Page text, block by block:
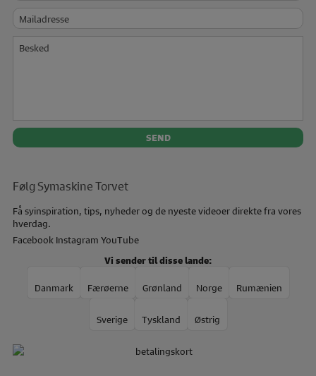
Mailadresse
Besked
Følg Symaskine Torvet
Få syinspiration, tips, nyheder og de nyeste videoer direkte fra vores
hverdag.
Facebook Instagram YouTube
Vi sender til disse lande:
Danmark Færøerne Grønland Norge Rumænien
Sverige Tyskland Østrig